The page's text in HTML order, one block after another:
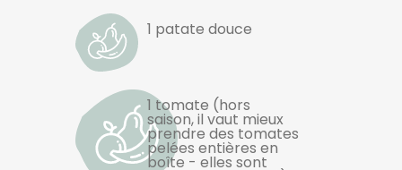
1 patate douce
1 tomate (hors
saison, il vaut mieux
prendre des tomates
pelées entières en
boîte - elles sont